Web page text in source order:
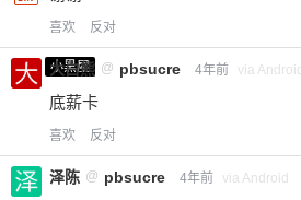
喜欢 反对
小黑屋
大白熊 @ pbsucre 4年前 via Android
底薪卡
喜欢 反对
泽陈 @ pbsucre 4年前 via Android